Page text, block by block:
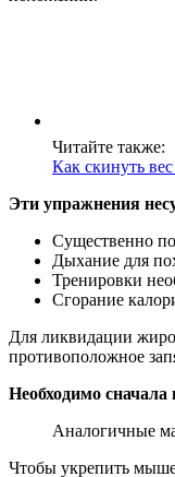
Читайте также:
Как скинуть
Эти упражнения
Существенно
Дыхание для
Тренировки
Сгорание
Для ликвидации
противоположное
Необходимо
Аналогичные
Чтобы укрепить